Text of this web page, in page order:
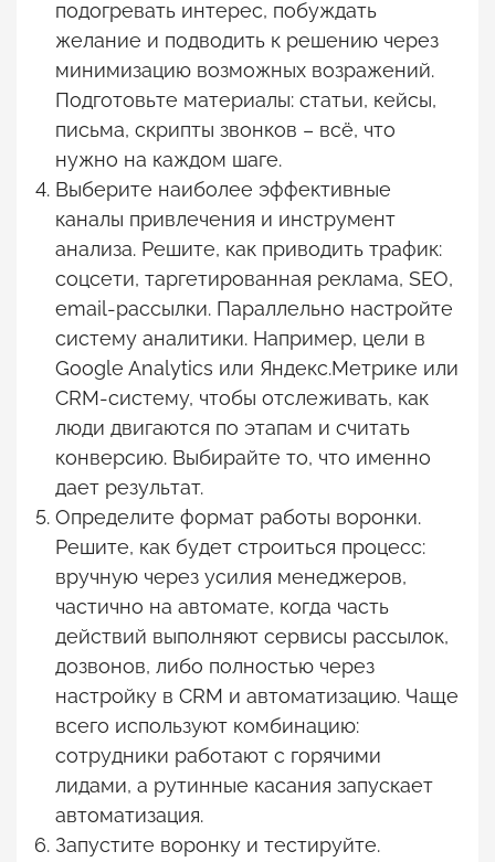
подогревать интерес, побуждать
желание и подводить к решению через
минимизацию возможных возражений.
Подготовьте материалы: статьи, кейсы,
письма, скрипты звонков – всё, что
нужно на каждом шаге.
Выберите наиболее эффективные
каналы привлечения и инструмент
анализа. Решите, как приводить трафик:
соцсети, таргетированная реклама, SEO,
email-рассылки. Параллельно настройте
систему аналитики. Например, цели в
Google Analytics или Яндекс.Метрике или
CRM-систему, чтобы отслеживать, как
люди двигаются по этапам и считать
конверсию. Выбирайте то, что именно
дает результат.
Определите формат работы воронки.
Решите, как будет строиться процесс:
вручную через усилия менеджеров,
частично на автомате, когда часть
действий выполняют сервисы рассылок,
дозвонов, либо полностью через
настройку в CRM и автоматизацию. Чаще
всего используют комбинацию:
сотрудники работают с горячими
лидами, а рутинные касания запускает
автоматизация.
Запустите воронку и тестируйте.